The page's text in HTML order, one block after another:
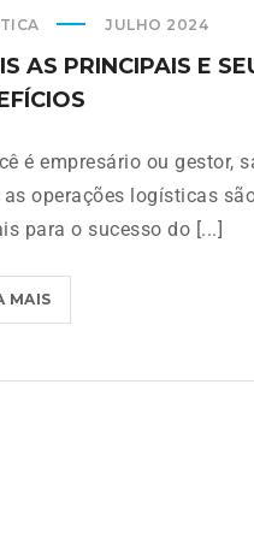
JULHO 2024
AS PRINCIPAIS E
é empresário ou gestor,
operações logísticas
para o sucesso do [...]
MAIS